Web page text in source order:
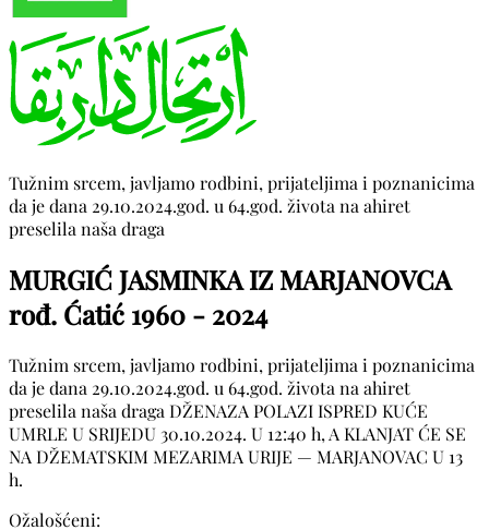
Tužnim srcem, javljamo rodbini, prijateljima i poznanicima
da je dana 29.10.2024.god. u 64.god. života na ahiret
preselila naša draga
MURGIĆ JASMINKA IZ MARJANOVCA
rođ. Ćatić 1960 - 2024
Tužnim srcem, javljamo rodbini, prijateljima i poznanicima
da je dana 29.10.2024.god. u 64.god. života na ahiret
preselila naša draga DŽENAZA POLAZI ISPRED KUĆE
UMRLE U SRIJEDU 30.10.2024. U 12:40 h, A KLANJAT ĆE SE
NA DŽEMATSKIM MEZARIMA URIJE — MARJANOVAC U 13
h.
Ožalošćeni: